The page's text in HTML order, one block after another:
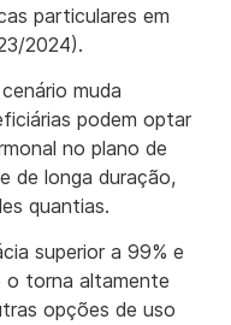
particulares em
2024).
muda
podem optar
no plano de
de longa duração,
quantias.
superior a 99% e
o torna altamente
opções de uso